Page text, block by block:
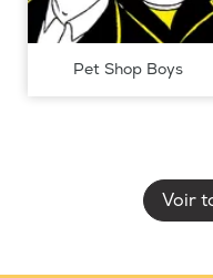
Pet Shop Boys
Voir